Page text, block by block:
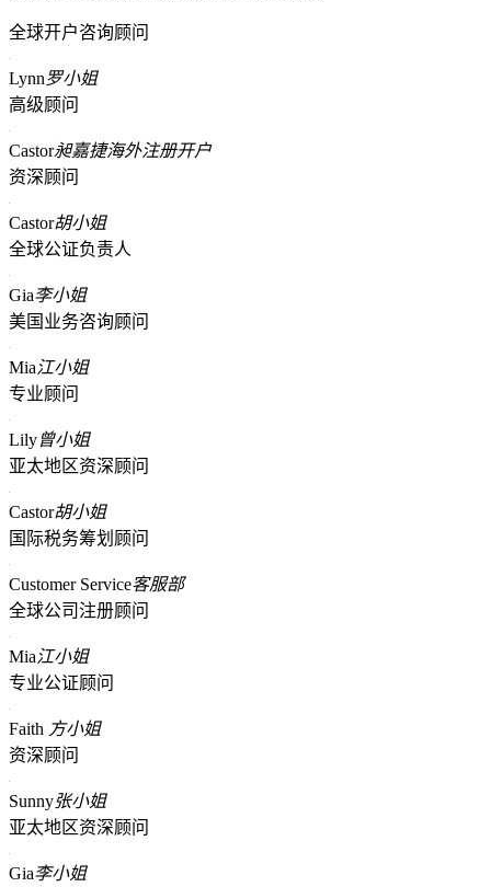
全球开户咨询顾问
Lynn罗小姐
高级顾问
Castor昶嘉捷海外注册开户
资深顾问
Castor胡小姐
全球公证负责人
Gia李小姐
美国业务咨询顾问
Mia江小姐
专业顾问
Lily曾小姐
亚太地区资深顾问
Castor胡小姐
国际税务筹划顾问
Customer Service客服部
全球公司注册顾问
Mia江小姐
专业公证顾问
Faith 方小姐
资深顾问
Sunny张小姐
亚太地区资深顾问
Gia李小姐